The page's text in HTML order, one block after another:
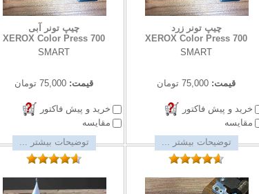
چیپ تونر زرد
XEROX Color Press 700
SMART
قیمت: 75,000 تومان
خرید و پیش فاکتور
مقایسه
توضیحات بیشتر ...
چیپ تونر آبی
XEROX Color Press 700
SMART
قیمت: 75,000 تومان
خرید و پیش فاکتور
مقایسه
توضیحات بیشتر ...